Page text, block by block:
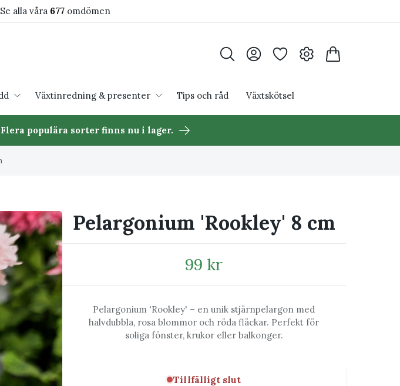
Se alla våra 677omdömen
Växtinredning & presenter Tips och råd Växtskötsel
populära sorter finns nu i lager.
Pelargonium 'Rookley' 8 cm
99 kr
Pelargonium 'Rookley' – en unik stjärnpelargon med
halvdubbla, rosa blommor och röda fläckar. Perfekt för
soliga fönster, krukor eller balkonger.
Tillfälligt slut